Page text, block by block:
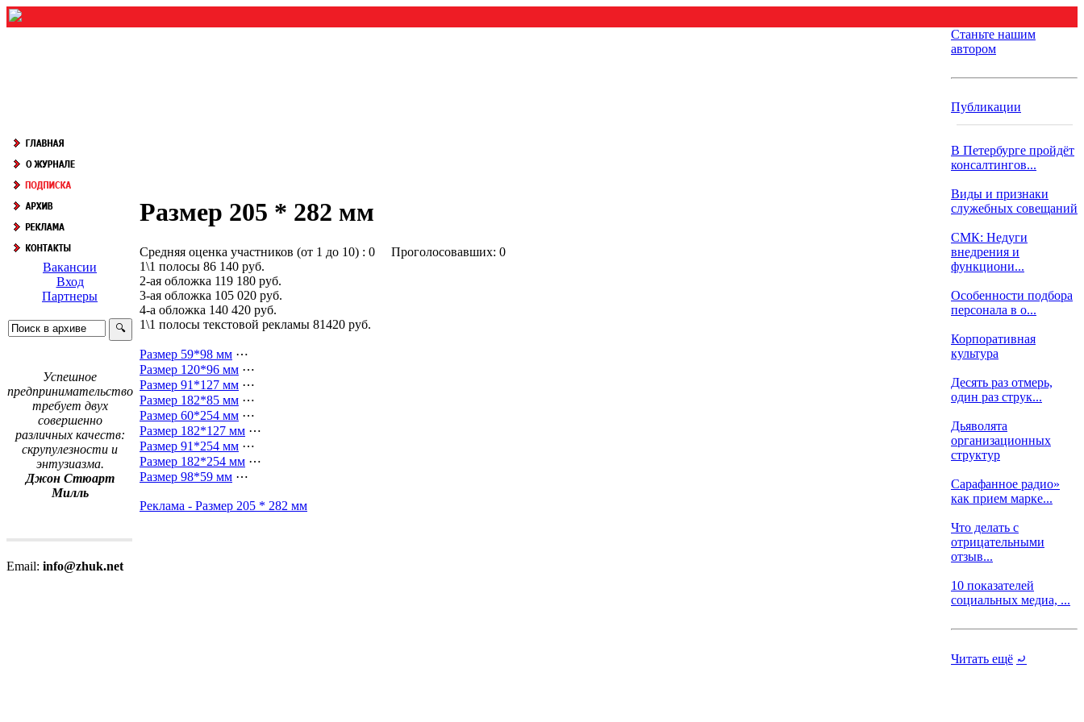
Вакансии
Вход
Партнеры
Успешное
предпринимательство
требует двух
совершенно
различных качеств:
скрупулезности и
энтузиазма.
Джон Стюарт
Милль
Email: info@zhuk.net
Размер 205 * 282 мм
Средняя оценка участников (от 1 до 10) : 0 Проголосовавших: 0
1\1 полосы 86 140 руб.
2-ая обложка 119 180 руб.
3-ая обложка 105 020 руб.
4-а обложка 140 420 руб.
1\1 полосы текстовой рекламы 81420 руб.
Размер 59*98 мм ⋯
Размер 120*96 мм ⋯
Размер 91*127 мм ⋯
Размер 182*85 мм ⋯
Размер 60*254 мм ⋯
Размер 182*127 мм ⋯
Размер 91*254 мм ⋯
Размер 182*254 мм ⋯
Размер 98*59 мм ⋯
Реклама - Размер 205 * 282 мм
Станьте нашим
автором
Публикации
В Петербурге пройдёт
консалтингов...
Виды и признаки
служебных совещаний
СМК: Недуги
внедрения и
функциони...
Особенности подбора
персонала в о...
Корпоративная
культура
Десять раз отмерь,
один раз струк...
Дьяволята
организационных
структур
Сарафанное радио»
как прием марке...
Что делать с
отрицательными
отзыв...
10 показателей
социальных медиа, ...
Читать ещё ⤾